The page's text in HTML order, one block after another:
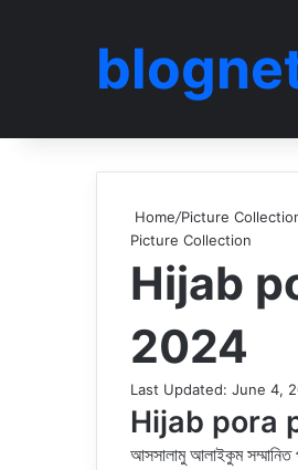
Home/Picture
Picture Collection
Hijab
2024
Last Updated: June 4,
Hijab pora
আসসালামু আলাইকুম সম্মানিত